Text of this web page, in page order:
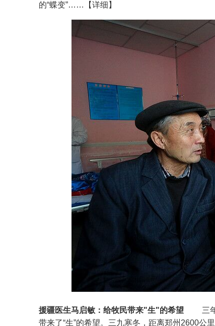
的“蝶变”……【详细】
援疆医生马启敏：给牧民带来"生"的希望 三年
带来了“生”的希望。三九寒冬，距离郑州2600公